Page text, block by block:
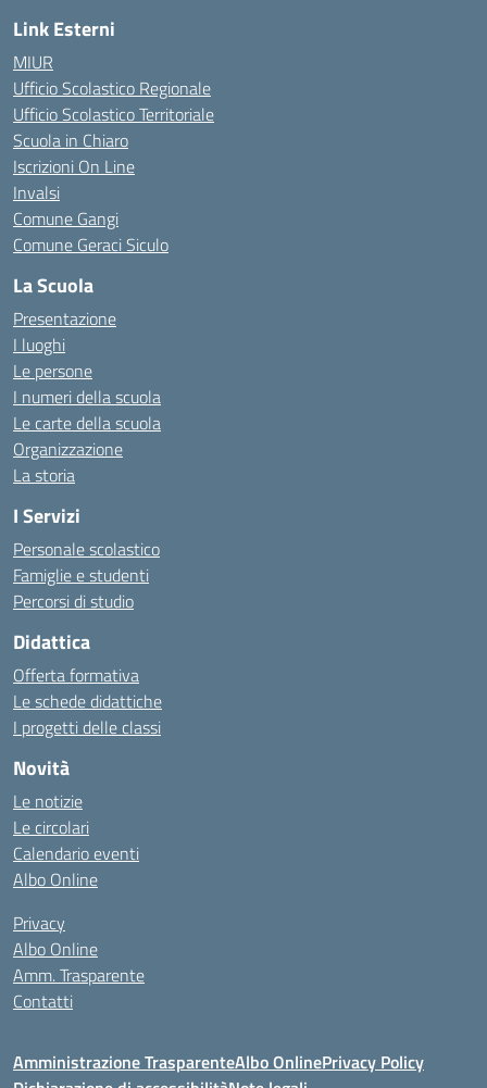
Link Esterni
MIUR
Ufficio Scolastico Regionale
Ufficio Scolastico Territoriale
Scuola in Chiaro
Iscrizioni On Line
Invalsi
Comune Gangi
Comune Geraci Siculo
La Scuola
Presentazione
I luoghi
Le persone
I numeri della scuola
Le carte della scuola
Organizzazione
La storia
I Servizi
Personale scolastico
Famiglie e studenti
Percorsi di studio
Didattica
Offerta formativa
Le schede didattiche
I progetti delle classi
Novità
Le notizie
Le circolari
Calendario eventi
Albo Online
Privacy
Albo Online
Amm. Trasparente
Contatti
Amministrazione TrasparenteAlbo OnlinePrivacy Policy